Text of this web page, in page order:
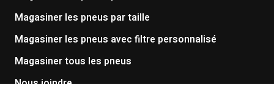
Magasiner les pneus par taille
Magasiner les pneus avec filtre personnalisé
Magasiner tous les pneus